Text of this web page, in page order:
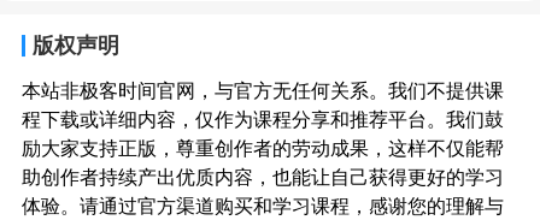
版权声明
本站非极客时间官网，与官方无任何关系。我们不提供课
程下载或详细内容，仅作为课程分享和推荐平台。我们鼓
励大家支持正版，尊重创作者的劳动成果，这样不仅能帮
助创作者持续产出优质内容，也能让自己获得更好的学习
体验。请通过官方渠道购买和学习课程，感谢您的理解与